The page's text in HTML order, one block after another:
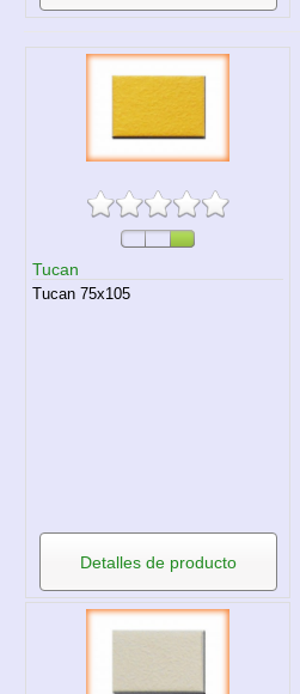
Tucan
Tucan 75x105
Detalles de producto